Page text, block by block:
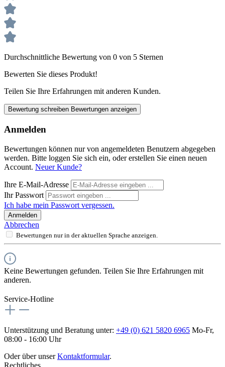
Durchschnittliche Bewertung von 0 von 5 Sternen
Bewerten Sie dieses Produkt!
Teilen Sie Ihre Erfahrungen mit anderen Kunden.
Bewertung schreiben Bewertungen anzeigen
Anmelden
Bewertungen können nur von angemeldeten Benutzern abgegeben
werden. Bitte loggen Sie sich ein, oder erstellen Sie einen neuen
Account. Neuer Kunde?
Ihre E-Mail-Adresse
Ihr Passwort
Ich habe mein Passwort vergessen.
Anmelden
Abbrechen
Bewertungen nur in der aktuellen Sprache anzeigen.
Keine Bewertungen gefunden. Teilen Sie Ihre Erfahrungen mit
anderen.
Service-Hotline
Unterstützung und Beratung unter: +49 (0) 621 5820 6965 Mo-Fr,
08:00 - 16:00 Uhr
Oder über unserKontaktformular.
Rechtliches